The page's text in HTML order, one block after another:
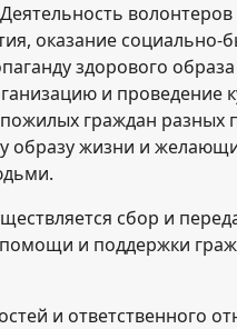
оказание социально-
здорового
и проведение
граждан разных
образу жизни и
сбор и
и поддержки
и ответственного